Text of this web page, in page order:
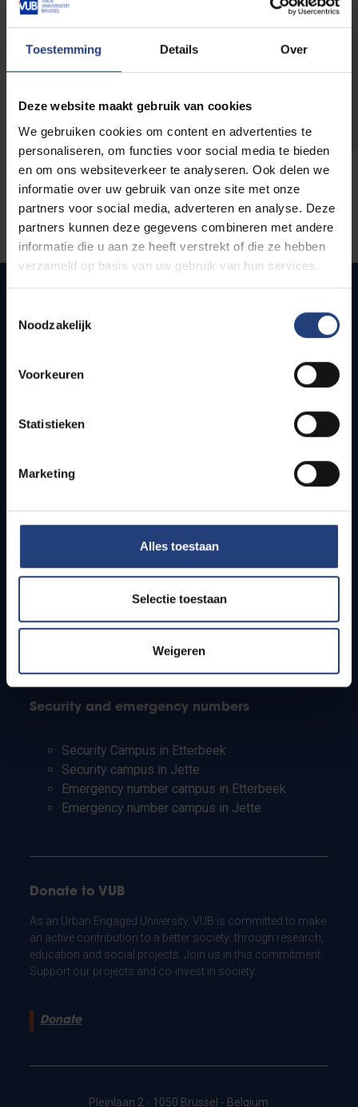
Toestemming Details Over
Deze website maakt gebruik van cookies
We gebruiken cookies om content en advertenties te
personaliseren, om functies voor social media te bieden
en om ons websiteverkeer te analyseren. Ook delen we
informatie over uw gebruik van onze site met onze
partners voor social media, adverteren en analyse. Deze
partners kunnen deze gegevens combineren met andere
informatie die u aan ze heeft verstrekt of die ze hebben
verzameld op basis van uw gebruik van hun services.
Noodzakelijk
Voorkeuren
Statistieken
Marketing
Alles toestaan
Selectie toestaan
Weigeren
The full URL of the page where you encountered the error.
Quick links
How to get to the VUB campuses
Students
PhD students
Teachers and secondary schools
Working students
Security and emergency numbers
Security Campus in Etterbeek
Security campus in Jette
Emergency number campus in Etterbeek
Emergency number campus in Jette
Donate to VUB
As an Urban Engaged University, VUB is committed to make
an active contribution to a better society: through research,
education and social projects. Join us in this commitment.
Support our projects and co-invest in society.
Donate
Pleinlaan 2 - 1050 Brussel - Belgium